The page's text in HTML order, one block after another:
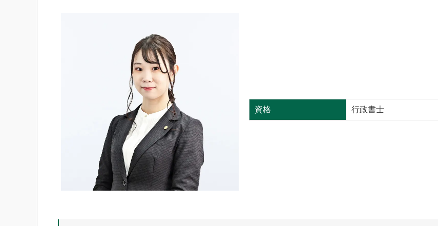
資格 行政書士